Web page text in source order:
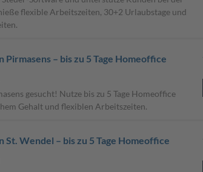
flexible Arbeitszeiten, 30+2 Urlaubstage und
– bis zu 5 Tage Homeoffice
gesucht! Nutze bis zu 5 Tage Homeoffice
Gehalt und flexiblen Arbeitszeiten.
Wendel – bis zu 5 Tage Homeoffice